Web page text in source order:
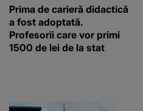
Prima de carieră didactică
a fost adoptată.
Profesorii care vor primi
1500 de lei de la stat